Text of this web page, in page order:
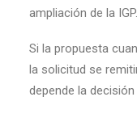
ampliación de la IGP.
Si la propuesta
la solicitud se
depende la